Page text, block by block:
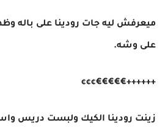
ميعرفش ليه جات رودينا على باله
على وشه.
++++++€€€€€¢¢¢
زينت رودينا الكيك ولبست دريس